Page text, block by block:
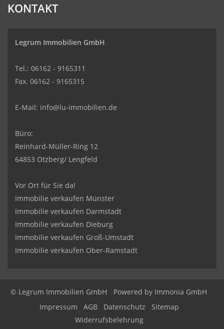
KONTAKT
Legrum Immobilien GmbH
Tel.: 06162 - 9165311
Fax. 06162 - 9165315
E-Mail: info@lu-immobilien.de
Büro:
Reinhard-Müller-Ring 12
64853 Otzberg/ Lengfeld
Vor Ort für Sie da!
Immobilie verkaufen Münster
Immobilie verkaufen Darmstadt
Immobilie verkaufen Dieburg
Immobilie verkaufen Groß-Umstadt
Immobilie verkaufen Ober-Ramstadt
© Legrum Immobilien GmbH Powered by Immonia GmbH
Impressum
AGB Datenschutz
Sitemap
Widerrufsbelehrung